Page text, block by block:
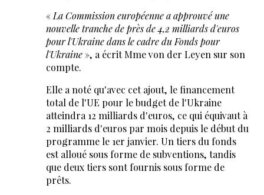
« La Commission européenne a approuvé une
nouvelle tranche de près de 4,2 milliards d'euros
pour l'Ukraine dans le cadre du Fonds pour
l'Ukraine», a écrit Mme von der Leyen sur son
compte.
Elle a noté qu'avec cet ajout, le financement
total de l'UE pour le budget de l'Ukraine
atteindra 12 milliards d'euros, ce qui équivaut à
2 milliards d'euros par mois depuis le début du
programme le 1er janvier. Un tiers du fonds
est alloué sous forme de subventions, tandis
que deux tiers sont fournis sous forme de
prêts.